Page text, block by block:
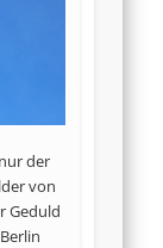
der
von
Geduld